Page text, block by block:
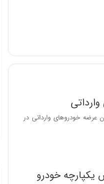
عرضه خودروهای وارداتی در